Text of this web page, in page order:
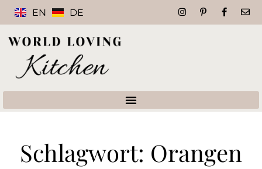
EN DE
Schlagwort: Orangen